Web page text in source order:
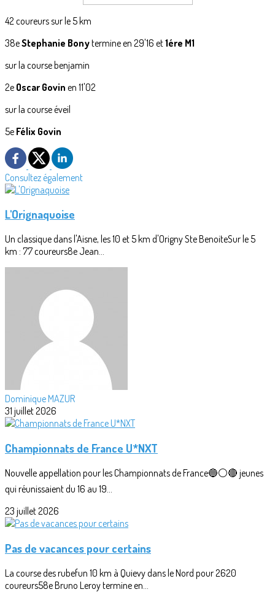
42 coureurs sur le 5 km
38eStephanie Bonytermine en 29'16 et1ére M1
sur la course benjamin
2e Oscar Govin en 11'02
sur la course éveil
5e Félix Govin
Consultez également
L'Orignaquoise
Un classique dans l'Aisne, les 10 et 5 km d'Origny Ste BenoiteSur le 5
km : 77 coureurs8e Jean...
Dominique MAZUR
31 juillet 2026
Championnats de France U*NXT
Nouvelle appellation pour les Championnats de France🔵⚪🔴 jeunes
qui réunissaient du 16 au 19...
23 juillet 2026
Pas de vacances pour certains
La course des rubefun 10 km à Quievy dans le Nord pour 2620
coureurs58e Bruno Leroy termine en...